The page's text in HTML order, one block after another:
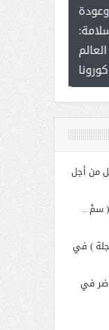
للإبداع
مع الأمين
بنت
من أجل
( سمْ ..
) في
في